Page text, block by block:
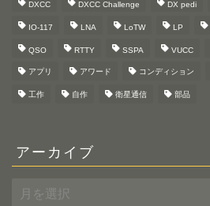
DXCC DXCC Challenge DX pedi
IO-117 LNA LoTW LP
QSO RTTY SSPA VUCC
アプリ アワード コンディション
工作 自作 衛星通信 部品
アーカイブ
ー